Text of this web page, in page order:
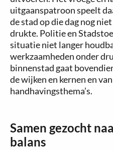
uitgaanspatroon speelt
de stad op die dag nog
drukte. Politie en
situatie niet langer
werkzaamheden onder
binnenstad gaat
de wijken en kernen en
handhavingsthema’s.
Samen gezocht
balans